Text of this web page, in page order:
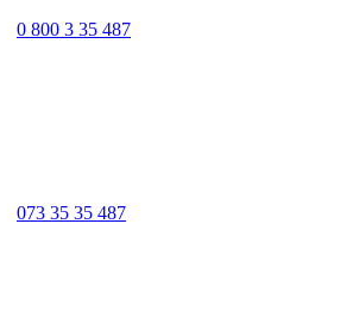
0 800 3 35 487
073 35 35 487